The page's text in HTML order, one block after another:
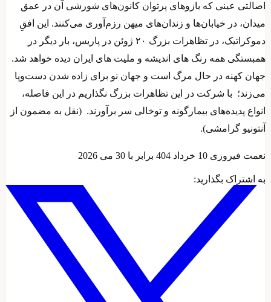
اصالتی عینی که بازوهای پرتوان کانون‌های شورشی آن در عمق
میدان، در خیابان‌ها و زندان‌های میهن رزم‌آوری می‌کنند. این افقِ
دموکراتیک، در تظاهرات بزرگ ۲۰ ژوئن در پاریس، بار دیگر در
همبستگی همه رنگ های اندیشه و ملیت های ایران دیده خواهد شد.
جهان کهنه در حال مرگ است و جهان نو برای زاده شدن دست‌وپا
می‌زند؛ با شرکت در این تظاهرات بزرگ نگذاریم در این فاصله،
انواع پدیده‌های بیمارگونه و توخالی سر بر‌آورند. (نقل به مضمون از
آنتونیو گرامشی).
نعمت فیروزی 10 خرداد 404 برابر با 30 می 2026
به اشتراک بگذارید: